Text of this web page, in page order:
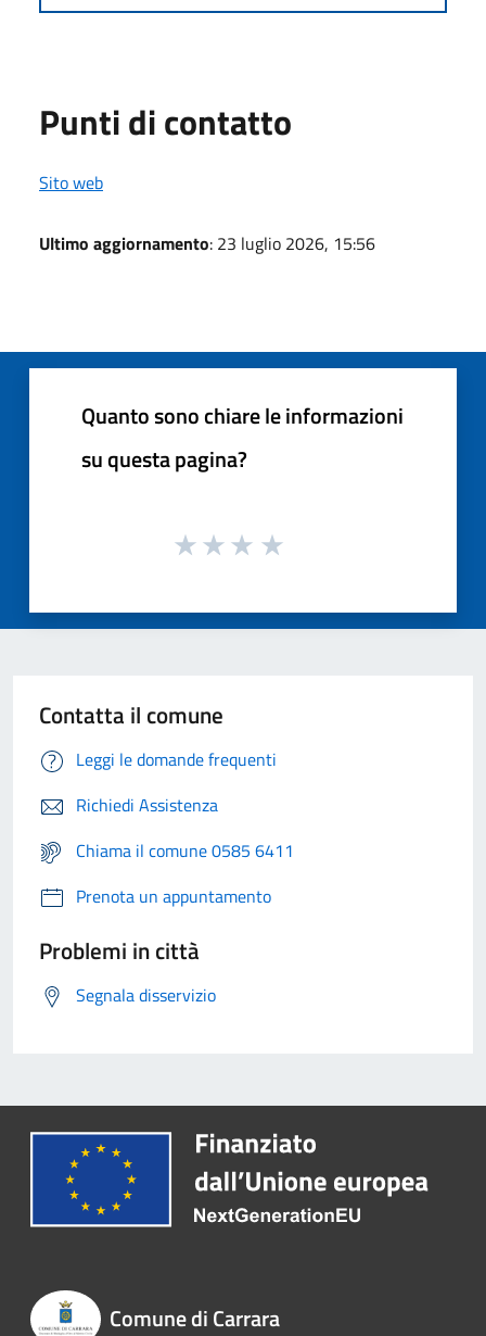
Punti di contatto
Sito web
Ultimo aggiornamento: 23 luglio 2026, 15:56
Quanto sono chiare le informazioni
su questa pagina?
Contatta il comune
Leggi le domande frequenti
Richiedi Assistenza
Chiama il comune 0585 6411
Prenota un appuntamento
Problemi in città
Segnala disservizio
Comune di Carrara